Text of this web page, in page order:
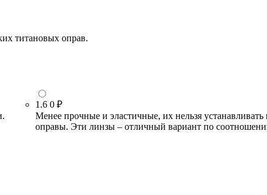
титановых оправ.
1.6 0 ₽
Менее прочные и эластичные, их нельзя
оправы. Эти линзы – отличный вариант по